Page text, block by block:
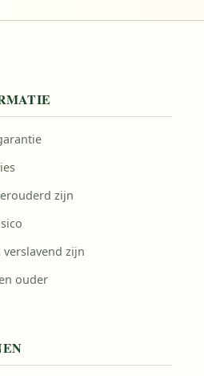
zijn
zijn
ouder